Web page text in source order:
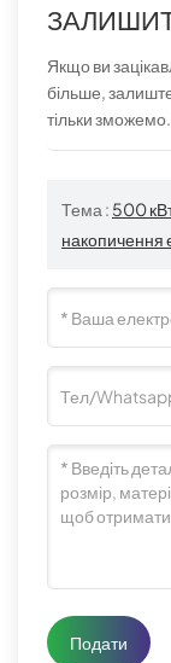
Якщо ви
більше,
тільки зможемо.
Тема : 500
накопичення
Подати